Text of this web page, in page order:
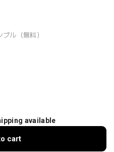
ル（無料）
available
cart